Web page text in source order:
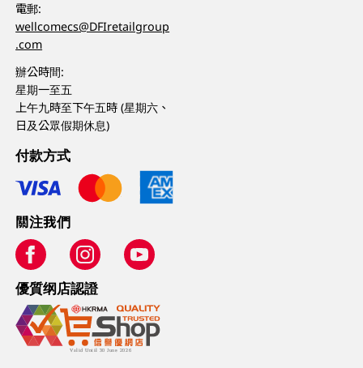
電郵:
wellcomecs@DFIretailgroup
.com
辦公時間:
星期一至五
上午九時至下午五時 (星期六、
日及公眾假期休息)
付款方式
關注我們
優質纲店認證